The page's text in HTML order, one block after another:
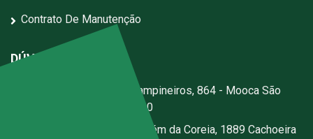
Contrato De Manutenção
DÚVIDAS?
Rua dos Campineiros, 864 - Mooca São
Paulo - SP - CEP: 03167-020
Estrada Jerusalém da Coreia, 1889 Cachoeira